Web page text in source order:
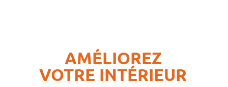
AMÉLIOREZ
VOTRE INTÉRIEUR